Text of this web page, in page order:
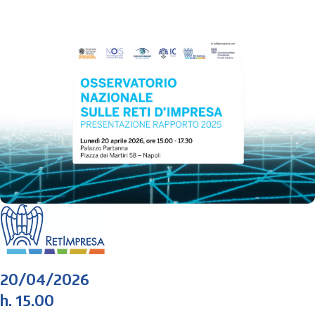
20/04/2026
h. 15.00